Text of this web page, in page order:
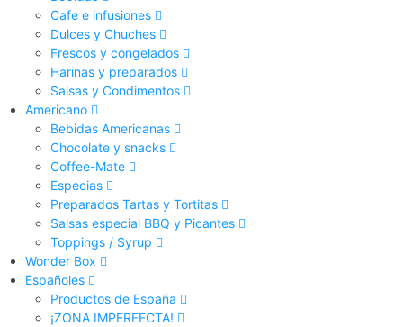
Cafe e infusiones
Dulces y Chuches
Frescos y congelados
Harinas y preparados
Salsas y Condimentos
Americano
Bebidas Americanas
Chocolate y snacks
Coffee-Mate
Especias
Preparados Tartas y Tortitas
Salsas especial BBQ y Picantes
Toppings / Syrup
Wonder Box
Españoles
Productos de España
¡ZONA IMPERFECTA!